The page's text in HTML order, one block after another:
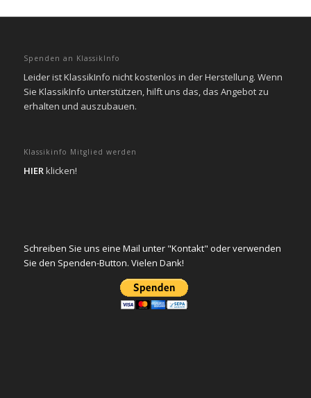
Spenden an KlassikInfo
Leider ist KlassikInfo nicht kostenlos in der Herstellung. Wenn
Sie KlassikInfo unterstützen, hilft uns das, das Angebot zu
erhalten und auszubauen.
Klassikinfo Mitglied werden
HIERklicken!
Schreiben Sie uns eine Mail unter "Kontakt" oder verwenden
Sie den Spenden-Button. Vielen Dank!